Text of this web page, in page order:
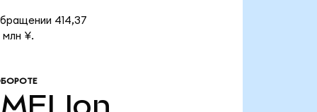
414,37
млн ¥.